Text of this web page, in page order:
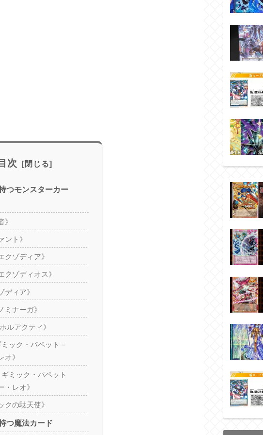
次
つモンスターカー
》
ント》
クゾディア》
クゾディオス》
ディア》
ミナーガ》
ルアクティ》
ック・パペット－
オ》
ミック・パペット
・レオ》
クの駄天使》
つ魔法カード